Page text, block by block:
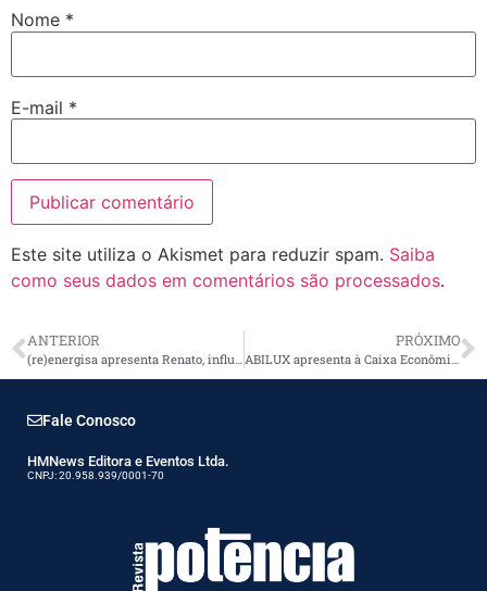
Nome *
E-mail *
Este site utiliza o Akismet para reduzir spam. Saiba
como seus dados em comentários são processados.
ANTERIOR
(re)energisa apresenta Renato, influenciador virtual criado para simplificar temas de energia
PRÓXIMO
ABILUX apresenta à Caixa Econômica critérios técnicos para luminárias LED em PPPs municipais
Fale Conosco
HMNews Editora e Eventos Ltda.
CNPJ: 20.958.939/0001-70